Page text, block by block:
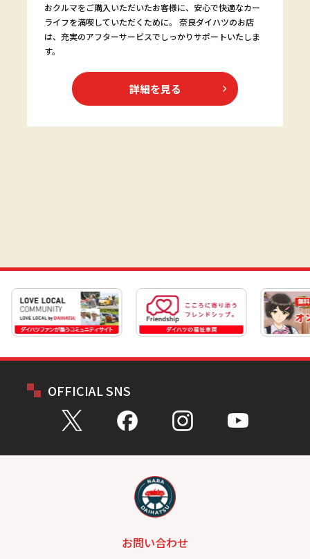
おクルマをご購入いただいたお客様に、安心で快適なカー
ライフを満喫していただくために。 奈良ダイハツのお店
は、充実のアフターサービスでしっかりサポートいたしま
す。
詳細を見る
OFFICIAL SNS
お問い合わせ